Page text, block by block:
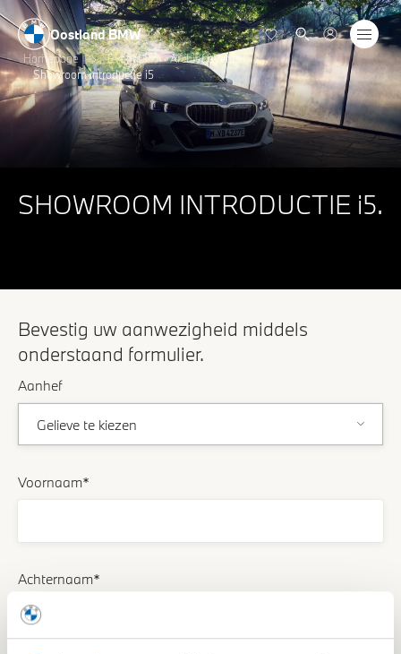
Oostland BMW
Homepage Events
Archief events
Showroom introductie i5
SHOWROOM INTRODUCTIE i5.
Bevestig uw aanwezigheid middels
onderstaand formulier.
Aanhef
Voornaam*
Achternaam*